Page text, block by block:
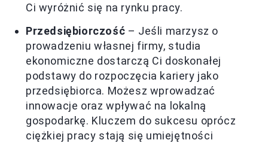
Ci wyróżnić się na rynku pracy.
Przedsiębiorczość – Jeśli marzysz o
prowadzeniu własnej firmy, studia
ekonomiczne dostarczą Ci doskonałej
podstawy do rozpoczęcia kariery jako
przedsiębiorca. Możesz wprowadzać
innowacje oraz wpływać na lokalną
gospodarkę. Kluczem do sukcesu oprócz
ciężkiej pracy stają się umiejętności